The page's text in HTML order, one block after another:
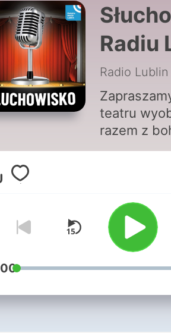
Radiu
Radio Lublin
teatru
razem z
ich radości
sobie ich
pokoi,
Agata